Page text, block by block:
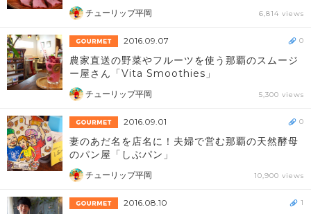
チューリップ平岡 6,814 views
2016.09.07
農家直送の野菜やフルーツを使う那覇のスムージ
ー屋さん「Vita Smoothies」
チューリップ平岡 5,300 views
0
2016.09.01
妻のあだ名を店名に！夫婦で営む那覇の天然酵母
のパン屋「しぶパン」
チューリップ平岡 10,900 views
0
2016.08.10 1